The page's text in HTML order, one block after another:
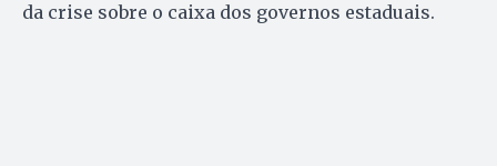
da crise sobre o caixa dos governos estaduais.